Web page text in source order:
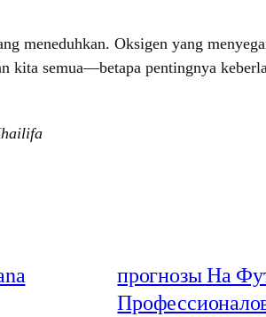
meneduhkan. Oksigen yang
kita semua—betapa pentingnya
️прогнозы На